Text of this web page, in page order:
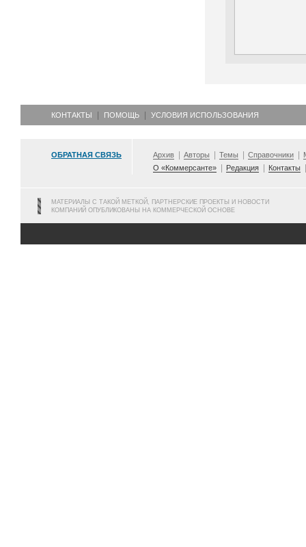
КОНТАКТЫ ПОМОЩЬ УСЛОВИЯ ИСПОЛЬЗОВАНИЯ
ОБРАТНАЯ СВЯЗЬ Архив Авторы Темы Справочники
О «Коммерсанте»
Редакция Контакты
МАТЕРИАЛЫ С ТАКОЙ МЕТКОЙ, ПАРТНЕРСКИЕ ПРОЕКТЫ И НОВОСТИ
КОМПАНИЙ ОПУБЛИКОВАНЫ НА КОММЕРЧЕСКОЙ ОСНОВЕ